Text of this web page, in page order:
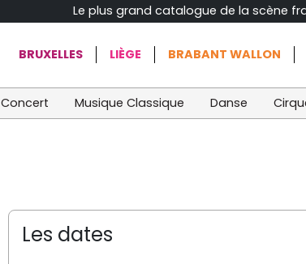
Le plus grand catalogue de la scène
BRUXELLES LIÈGE BRABANT WALLON
Concert Musique Classique Danse
Les dates